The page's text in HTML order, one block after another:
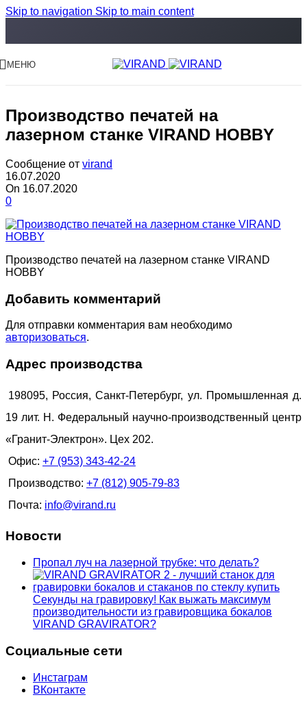
Skip to navigation Skip to main content
МЕНЮ
Производство печатей на
лазерном станке VIRAND HOBBY
Сообщение от virand
16.07.2020
On 16.07.2020
0
Производство печатей на лазерном станке VIRAND
HOBBY
Добавить комментарий
Для отправки комментария вам необходимо
авторизоваться.
Адрес производства
198095, Россия, Санкт-Петербург, ул. Промышленная д.
19 лит. Н. Федеральный научно-производственный центр
«Гранит-Электрон». Цех 202.
Офис: +7 (953) 343-42-24
Производство: +7 (812) 905-79-83
Почта: info@virand.ru
Новости
Пропал луч на лазерной трубке: что делать?
Секунды на гравировку! Как выжать максимум
производительности из гравировщика бокалов
VIRAND GRAVIRATOR?
Социальные сети
Инстаграм
ВКонтакте